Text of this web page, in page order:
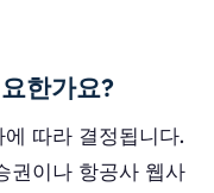
한가요?
따라 결정됩니다.
권이나 항공사 웹사